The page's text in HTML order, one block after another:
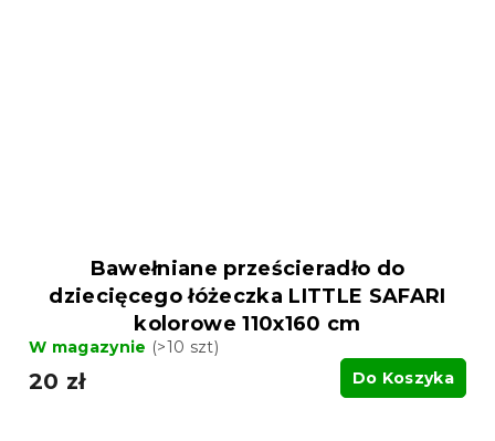
Bawełniane prześcieradło do
dziecięcego łóżeczka LITTLE SAFARI
kolorowe 110x160 cm
W magazynie (>10 szt)
20 zł Do Koszyka